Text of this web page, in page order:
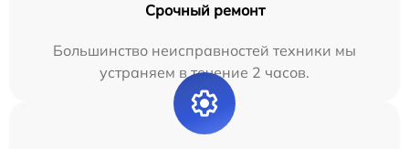
Срочный ремонт
Большинство неисправностей техники мы
устраняем в течение 2 часов.